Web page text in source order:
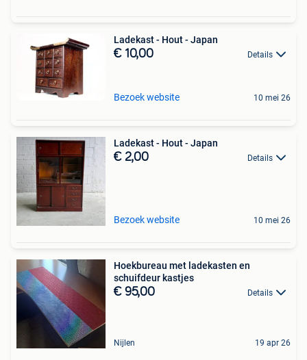
Ladekast - Hout - Japan
€ 10,00 Details
Bezoek website 10 mei 26
Ladekast - Hout - Japan
€ 2,00 Details
Bezoek website 10 mei 26
Hoekbureau met ladekasten en
schuifdeur kastjes
€ 95,00 Details
Nijlen 19 apr 26